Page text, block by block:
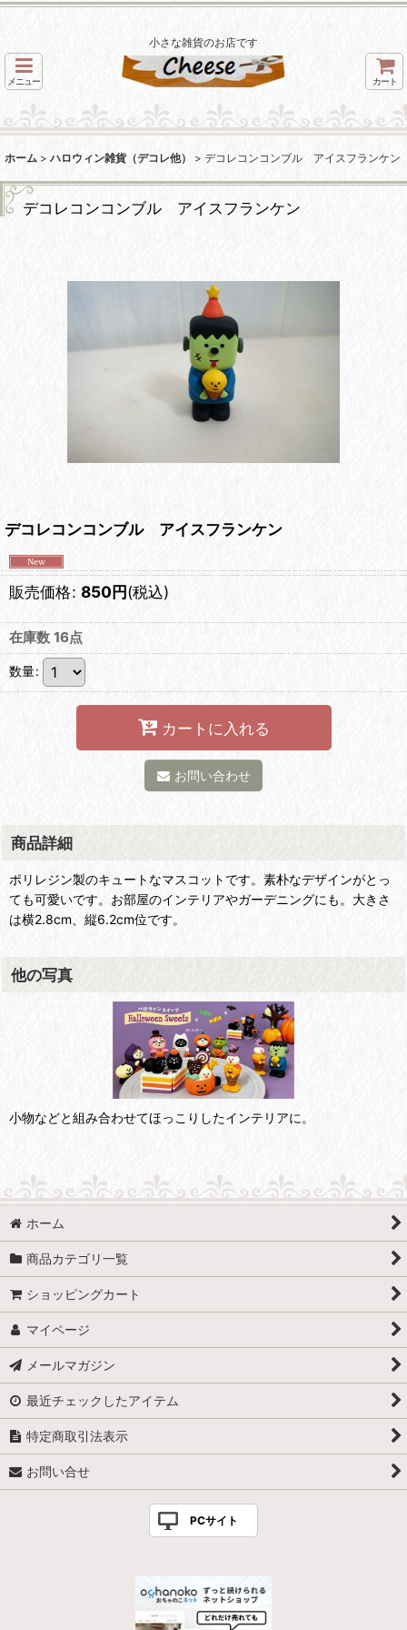
小さな雑貨のお店です
メニュー カート
ホーム > ハロウィン雑貨（デコレ他） > デコレコンコンブル アイスフランケン
デコレコンコンブル アイスフランケン
デコレコンコンブル アイスフランケン
販売価格: 850円(税込)
在庫数 16点
数量:
カートに入れる
お問い合わせ
商品詳細
ポリレジン製のキュートなマスコットです。素朴なデザインがとっ
ても可愛いです。お部屋のインテリアやガーデニングにも。大きさ
は横2.8cm、縦6.2cm位です。
他の写真
小物などと組み合わせてほっこりしたインテリアに。
ホーム
商品カテゴリ一覧
ショッピングカート
マイページ
メールマガジン
最近チェックしたアイテム
特定商取引法表示
お問い合せ
PCサイト